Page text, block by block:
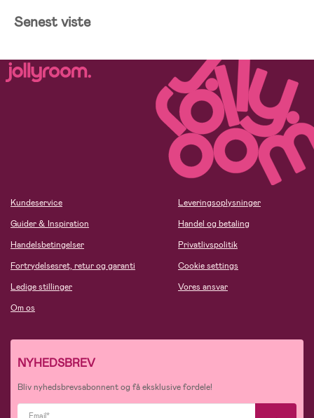
Senest viste
Kundeservice
Guider & Inspiration
Handelsbetingelser
Fortrydelsesret, retur og garanti
Ledige stillinger
Om os
Leveringsoplysninger
Handel og betaling
Privatlivspolitik
Cookie settings
Vores ansvar
NYHEDSBREV
Bliv nyhedsbrevsabonnent og få eksklusive fordele!
Email*